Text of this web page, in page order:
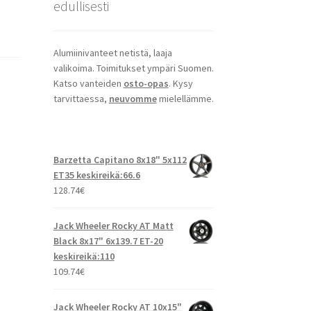
edullisesti
Alumiinivanteet netistä, laaja
valikoima. Toimitukset ympäri Suomen.
Katso vanteiden osto-opas. Kysy
tarvittaessa, neuvommemielellämme.
Barzetta Capitano 8x18" 5x112
ET35 keskireikä:66.6
128.74€
Jack Wheeler Rocky AT Matt
Black 8x17" 6x139.7 ET-20
keskireikä:110
109.74€
Jack Wheeler Rocky AT 10x15"